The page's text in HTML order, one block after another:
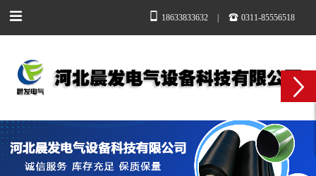
18633833632 0311-85556518